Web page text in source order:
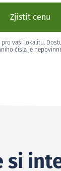
Zjistit cenu
pro vaši lokalitu.
čísla je
si